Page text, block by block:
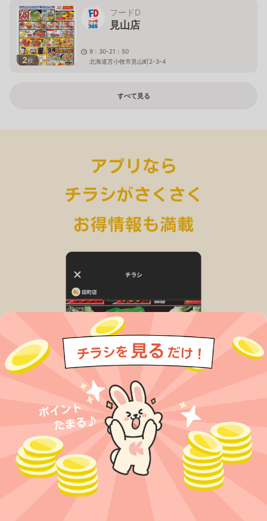
2枚
フードD
見山店
9：30-21：50
北海道苫小牧市見山町2-3-4
すべて見る